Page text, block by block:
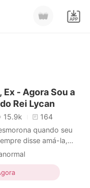
Ex - Agora Sou a
Rei Lycan
15.9k
164
quando seu
disse amá-la,
destinada. Em
própria casa, enquanto
toda sua atenção e
Vingança
Mágico